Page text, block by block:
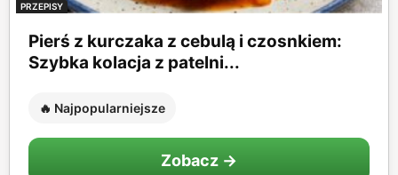
PRZEPISY
Pierś z kurczaka z cebulą i czosnkiem:
Szybka kolacja z patelni...
🔥 Najpopularniejsze
Zobacz →